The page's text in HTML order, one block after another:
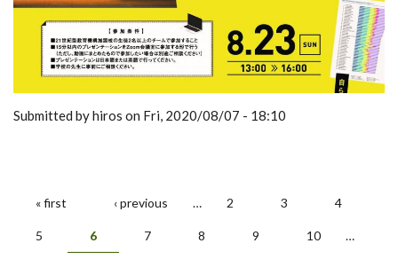
Submitted by hiros on Fri, 2020/08/07 - 18:10
« first ‹ previous … 2 3 4
5 6 7 8 9 10 …